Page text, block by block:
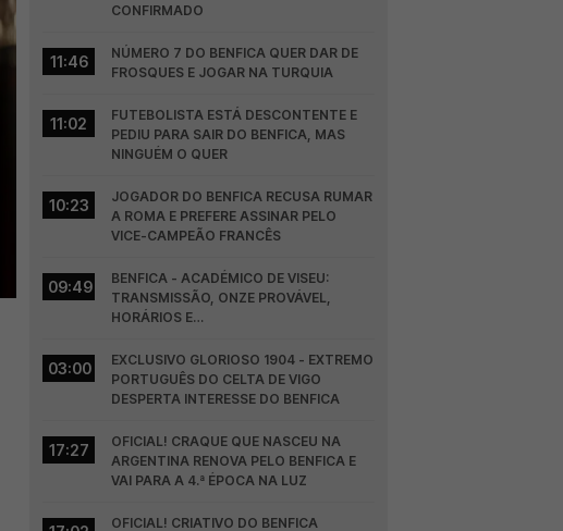
CONFIRMADO
11:46
NÚMERO 7 DO BENFICA QUER DAR DE
FROSQUES E JOGAR NA TURQUIA
11:02
FUTEBOLISTA ESTÁ DESCONTENTE E
PEDIU PARA SAIR DO BENFICA, MAS
NINGUÉM O QUER
10:23
JOGADOR DO BENFICA RECUSA RUMAR
A ROMA E PREFERE ASSINAR PELO
VICE-CAMPEÃO FRANCÊS
09:49
BENFICA - ACADÉMICO DE VISEU:
TRANSMISSÃO, ONZE PROVÁVEL,
HORÁRIOS E…
03:00
EXCLUSIVO GLORIOSO 1904 - EXTREMO
PORTUGUÊS DO CELTA DE VIGO
DESPERTA INTERESSE DO BENFICA
17:27
OFICIAL! CRAQUE QUE NASCEU NA
ARGENTINA RENOVA PELO BENFICA E
VAI PARA A 4.ª ÉPOCA NA LUZ
OFICIAL! CRIATIVO DO BENFICA